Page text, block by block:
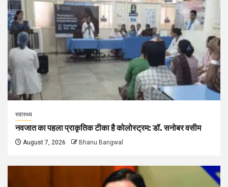
स्वास्थ्य
नवजात का पहला प्राकृतिक टीका है कोलोस्ट्रम: डॉ. सनोबर वसीम
August 7, 2026 Bhanu Bangwal